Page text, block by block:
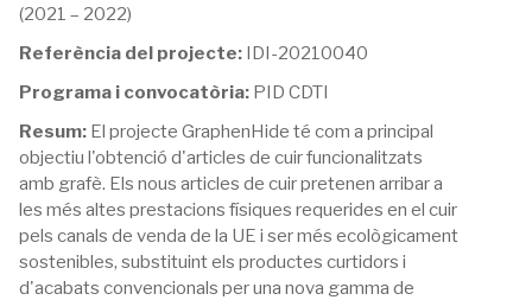
(2021 – 2022)
Referència del projecte: IDI-20210040
Programa i convocatòria: PID CDTI
Resum: El projecte GraphenHide té com a principal
objectiu l'obtenció d'articles de cuir funcionalitzats
amb grafè. Els nous articles de cuir pretenen arribar a
les més altes prestacions físiques requerides en el cuir
pels canals de venda de la UE i ser més ecològicament
sostenibles, substituint els productes curtidors i
d'acabats convencionals per una nova gamma de